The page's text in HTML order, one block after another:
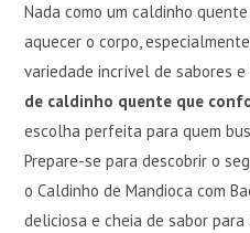
Nada como um caldinho
aquecer o corpo,
variedade incrível de sabores
de caldinho quente que
escolha perfeita para quem
Prepare-se para descobrir o
o Caldinho de Mandioca com
deliciosa e cheia de sabor